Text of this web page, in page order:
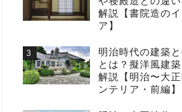
解説【書院造のイ
ア】
3
明治時代の建築
とは？擬洋風建
解説【明治〜大
ンテリア・前編】